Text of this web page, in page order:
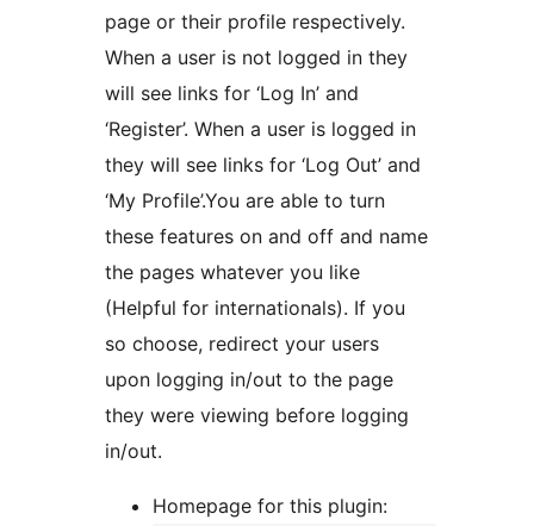
page or their profile respectively.
When a user is not logged in they
will see links for ‘Log In’ and
‘Register’. When a user is logged in
they will see links for ‘Log Out’ and
‘My Profile’.You are able to turn
these features on and off and name
the pages whatever you like
(Helpful for internationals). If you
so choose, redirect your users
upon logging in/out to the page
they were viewing before logging
in/out.
Homepage for this plugin: